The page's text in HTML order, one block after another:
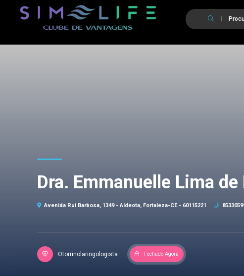
Dra. Emmanuelle Lima
Avenida Rui Barbosa, 1349 - Aldeota, Fortaleza-CE - 60115221
Otorrinolaringologista Fechado Agora